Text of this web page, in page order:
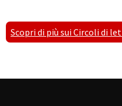
Scopri di più sui Circoli di